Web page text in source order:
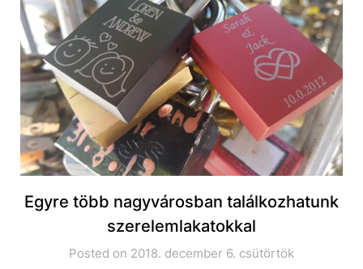
Egyre több nagyvárosban találkozhatunk
szerelemlakatokkal
Posted on 2018. december 6. csütörtök